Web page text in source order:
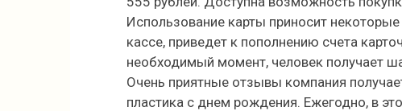
Использование карты приносит
кассе, приведет к пополнению счета
необходимый момент, человек получает
Очень приятные отзывы компания
пластика с днем рождения. Ежегодно, в